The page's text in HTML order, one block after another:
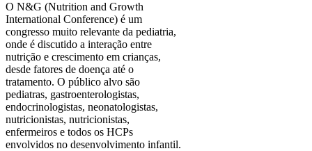
O N&G (Nutrition and Growth
International Conference) é um
congresso muito relevante da pediatria,
onde é discutido a interação entre
nutrição e crescimento em crianças,
desde fatores de doença até o
tratamento. O público alvo são
pediatras, gastroenterologistas,
endocrinologistas, neonatologistas,
nutricionistas, nutricionistas,
enfermeiros e todos os HCPs
envolvidos no desenvolvimento infantil.